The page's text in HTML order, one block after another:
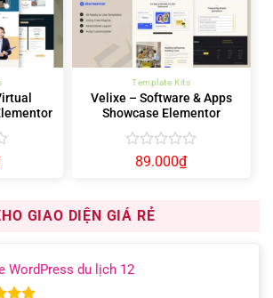
Template Kits
Velixe – Software & Apps
Showcase Elementor
Được
5
89.000₫
GIAO DIỆN GIÁ RẺ
WordPress du lịch 12